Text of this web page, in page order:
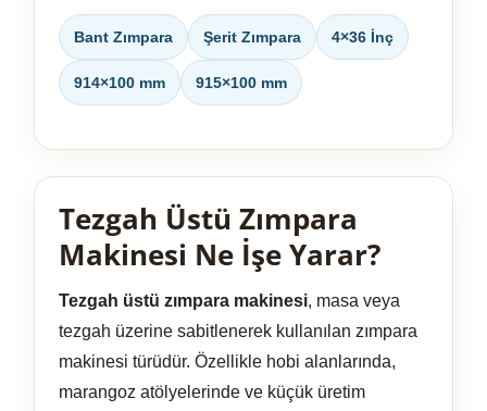
Bant Zımpara Şerit Zımpara 4×36 İnç
914×100 mm 915×100 mm
Tezgah Üstü Zımpara
Makinesi Ne İşe Yarar?
Tezgah üstü zımpara makinesi, masa veya
tezgah üzerine sabitlenerek kullanılan zımpara
makinesi türüdür. Özellikle hobi alanlarında,
marangoz atölyelerinde ve küçük üretim